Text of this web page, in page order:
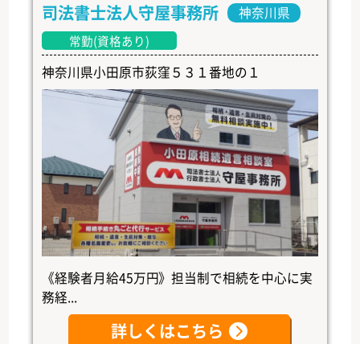
司法書士法人守屋事務所 神奈川県
常勤(資格あり)
神奈川県小田原市荻窪５３１番地の１
《経験者月給45万円》担当制で相続を中心に実
務経...
詳しくはこちら